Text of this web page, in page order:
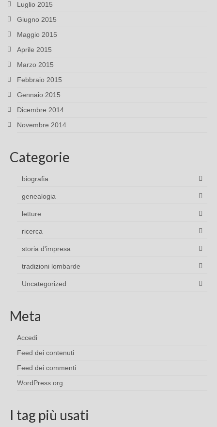
Luglio 2015
Giugno 2015
Maggio 2015
Aprile 2015
Marzo 2015
Febbraio 2015
Gennaio 2015
Dicembre 2014
Novembre 2014
Categorie
biografia
genealogia
letture
ricerca
storia d'impresa
tradizioni lombarde
Uncategorized
Meta
Accedi
Feed dei contenuti
Feed dei commenti
WordPress.org
I tag più usati